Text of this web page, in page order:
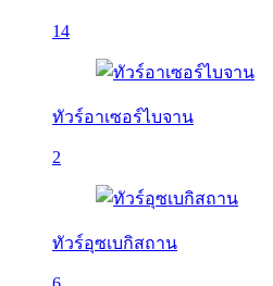
14
ทัวร์อาเซอร์ไบจาน
2
ทัวร์อุซเบกิสถาน